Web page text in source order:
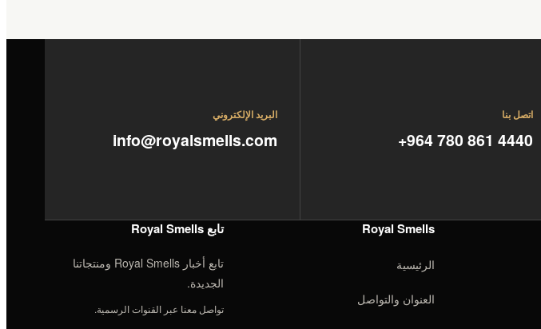
اتصل بنا
+964 780 861 4440
البريد الإلكتروني
info@royalsmells.com
Royal Smells
الرئيسية
العنوان والتواصل
تابع Royal Smells
تابع أخبار Royal Smells ومنتجاتنا
الجديدة.
تواصل معنا عبر القنوات الرسمية.